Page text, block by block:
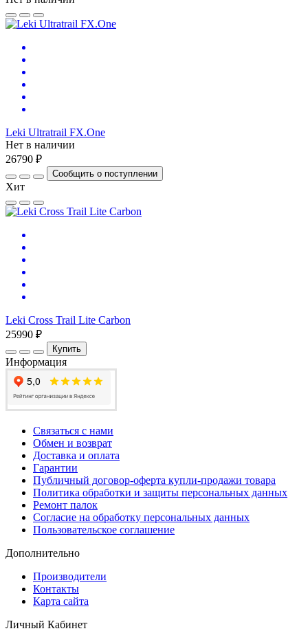
Leki Ultratrail FX.One
Нет в наличии
26790 ₽
Сообщить о поступлении
Хит
Leki Cross Trail Lite Carbon
25990 ₽
Купить
Информация
Связаться с нами
Обмен и возврат
Доставка и оплата
Гарантии
Публичный договор-оферта купли-продажи товара
Политика обработки и защиты персональных данных
Ремонт палок
Согласие на обработку персональных данных
Пользовательское соглашение
Дополнительно
Производители
Контакты
Карта сайта
Личный Кабинет